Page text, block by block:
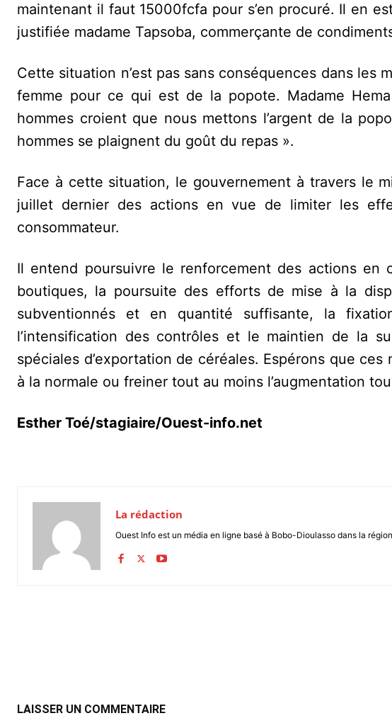
maintenant il faut 15000fcfa pour s’en procuré. Il en
justifiée madame Tapsoba, commerçante de
Cette situation n’est pas sans conséquences dans les
femme pour ce qui est de la popote. Madame
hommes croient que nous mettons l’argent de la
hommes se plaignent du goût du repas ».
Face à cette situation, le gouvernement à travers le
juillet dernier des actions en vue de limiter les
consommateur.
Il entend poursuivre le renforcement des actions en
boutiques, la poursuite des efforts de mise à la
subventionnés et en quantité suffisante, la
l’intensification des contrôles et le maintien de la
spéciales d’exportation de céréales. Espérons que
à la normale ou freiner tout au moins l’augmentation
Esther Toé/stagiaire/Ouest-info.net
La rédaction
Ouest Info est un média en ligne basé à Bobo-Dioulasso dans la
LAISSER UN COMMENTAIRE